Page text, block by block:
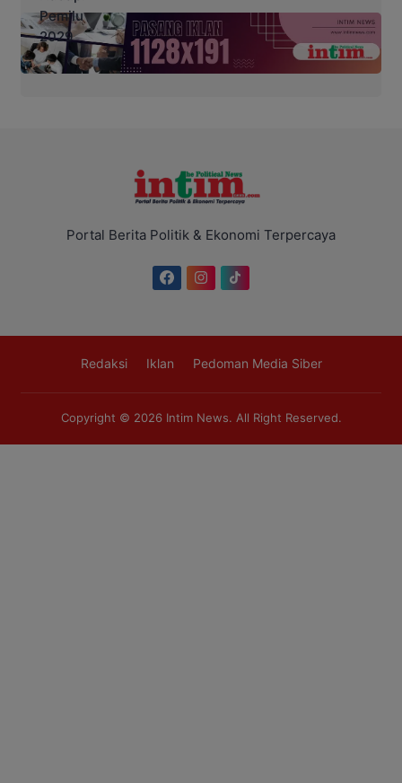
Portal Berita Politik & Ekonomi Terpercaya
Redaksi Iklan Pedoman Media Siber
Copyright © 2026 Intim News. All Right Reserved.